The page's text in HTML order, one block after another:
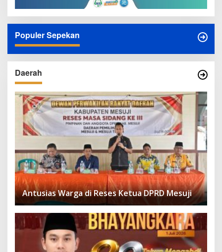
Populer Sepekan
Daerah
Antusias Warga di Reses Ketua DPRD Mesuji